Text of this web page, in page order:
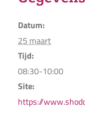
Datum:
25 maart
Tijd:
08:30-10:00
Site:
https://